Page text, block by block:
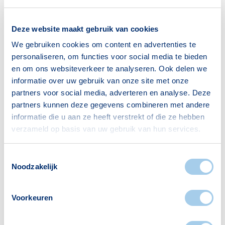
Deze website maakt gebruik van cookies
We gebruiken cookies om content en advertenties te
personaliseren, om functies voor social media te bieden
en om ons websiteverkeer te analyseren. Ook delen we
informatie over uw gebruik van onze site met onze
partners voor social media, adverteren en analyse. Deze
partners kunnen deze gegevens combineren met andere
informatie die u aan ze heeft verstrekt of die ze hebben
verzameld op basis van uw gebruik van hun services.
Noodzakelijk
Voorkeuren
woning verhuurt, heb je géén recht
ophypotheekrenteaftrek. Dit betekent dus dat
je bruto maandlasten gelijk zijn aan je netto
maandlasten. Je financieel adviseur kan
precies aangeven wat deze maandlasten in
jouw situatie zijn.
Huurinkomsten onbelast
Koop je als particulier een huis en ga je die
verhuren dan hoef je de huurinkomsten niet
op te geven aan de belasting. Dat wordt
anders als je meerdere huizen bezit en het een
substantieel inkomen oplevert, want dan kan
de fiscus je als ondernemer gaan zien. Een